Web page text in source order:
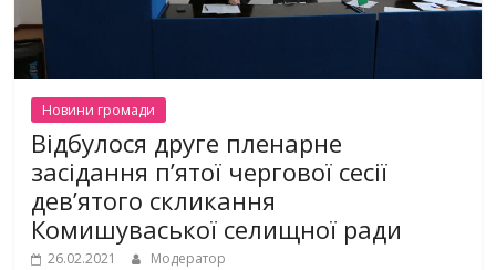
Новини громади
Відбулося друге пленарне
засідання п’ятої чергової сесії
дев’ятого скликання
Комишуваської селищної ради
26.02.2021 Модератор